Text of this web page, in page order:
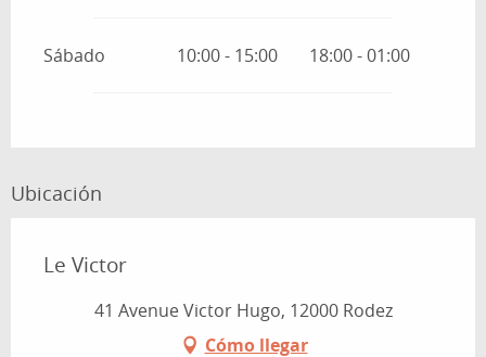
Sábado 10:00 - 15:00 18:00 - 01:00
Ubicación
Le Victor
41 Avenue Victor Hugo, 12000 Rodez
Cómo llegar